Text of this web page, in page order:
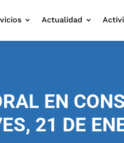
Actualidad
EN
21 DE